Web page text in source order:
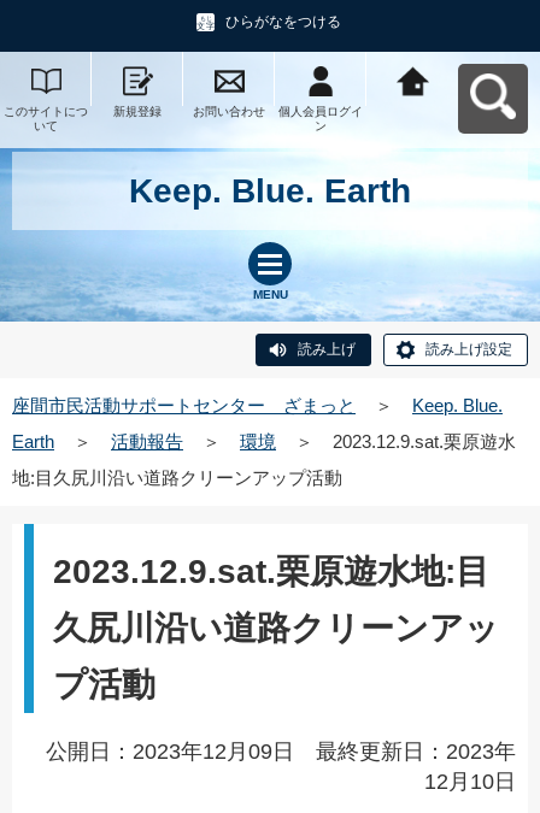
ひらがなをつける
このサイトにつ
いて
新規登録 お問い合わせ
個人会員ログイ
ン
Keep. Blue. Earth
MENU
読み上げ 読み上げ設定
座間市民活動サポートセンター ざまっと ＞
Keep. Blue.
Earth
＞ 活動報告 ＞ 環境 ＞
2023.12.9.sat.栗原遊水
地:目久尻川沿い道路クリーンアップ活動
2023.12.9.sat.栗原遊水地:目
久尻川沿い道路クリーンアッ
プ活動
公開日：2023年12月09日 最終更新日：2023年
12月10日